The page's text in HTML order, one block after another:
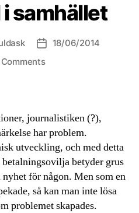
samhället
Post18/06/2014
on
samhället
journalistiken (?),
har problem.
utveckling, och med detta
betyder grus
för någon. Men som en
så kan man inte lösa
problemet skapades.